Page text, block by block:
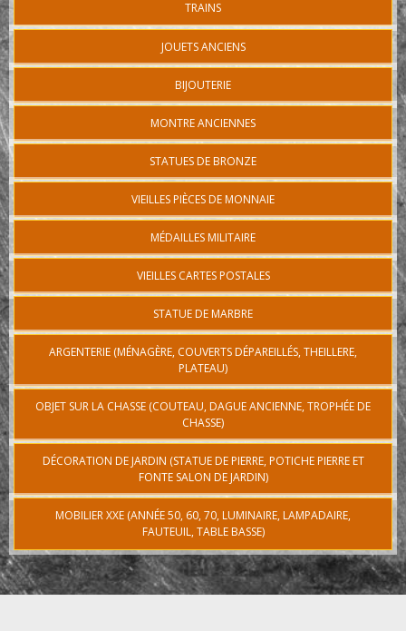
TRAINS
JOUETS ANCIENS
BIJOUTERIE
MONTRE ANCIENNES
STATUES DE BRONZE
VIEILLES PIÈCES DE MONNAIE
MÉDAILLES MILITAIRE
VIEILLES CARTES POSTALES
STATUE DE MARBRE
ARGENTERIE (MÉNAGÈRE, COUVERTS DÉPAREILLÉS, THEILLERE,
PLATEAU)
OBJET SUR LA CHASSE (COUTEAU, DAGUE ANCIENNE, TROPHÉE DE
CHASSE)
DÉCORATION DE JARDIN (STATUE DE PIERRE, POTICHE PIERRE ET
FONTE SALON DE JARDIN)
MOBILIER XXE (ANNÉE 50, 60, 70, LUMINAIRE, LAMPADAIRE,
FAUTEUIL, TABLE BASSE)